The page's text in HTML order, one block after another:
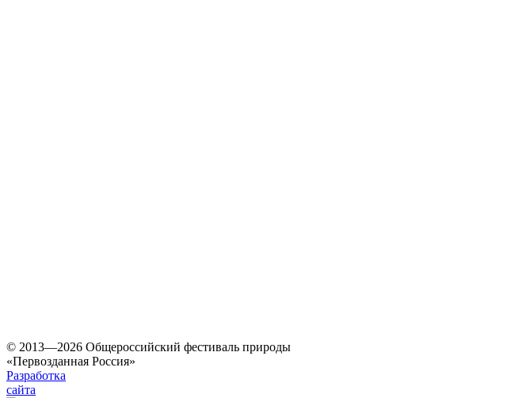
© 2013—2026 Общероссийский фестиваль природы
«Первозданная Россия»
Разработка
сайта